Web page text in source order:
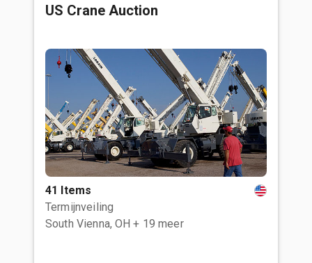
US Crane Auction
41 Items
Termijnveiling
South Vienna, OH + 19 meer